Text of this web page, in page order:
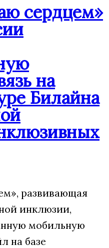
сердцем»
на
Билайна
развивающая
инклюзии,
мобильную
на базе